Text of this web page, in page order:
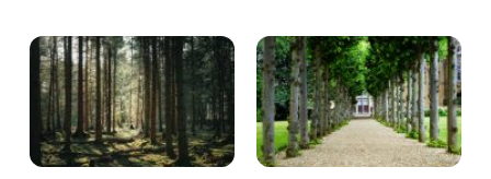
å...